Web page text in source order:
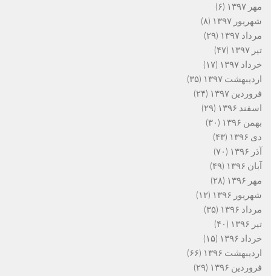
مهر ۱۳۹۷
(۶)
شهریور ۱۳۹۷
(۸)
مرداد ۱۳۹۷
(۲۹)
تیر ۱۳۹۷
(۴۷)
خرداد ۱۳۹۷
(۱۷)
اردیبهشت ۱۳۹۷
(۳۵)
فروردین ۱۳۹۷
(۲۴)
اسفند ۱۳۹۶
(۲۹)
بهمن ۱۳۹۶
(۳۰)
دی ۱۳۹۶
(۴۳)
آذر ۱۳۹۶
(۷۰)
آبان ۱۳۹۶
(۴۹)
مهر ۱۳۹۶
(۲۸)
شهریور ۱۳۹۶
(۱۲)
مرداد ۱۳۹۶
(۳۵)
تیر ۱۳۹۶
(۴۰)
خرداد ۱۳۹۶
(۱۵)
اردیبهشت ۱۳۹۶
(۶۶)
فروردین ۱۳۹۶
(۲۹)